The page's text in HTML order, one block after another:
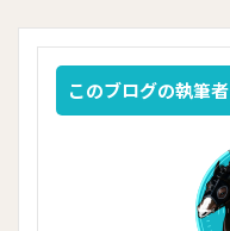
このブログの執筆者